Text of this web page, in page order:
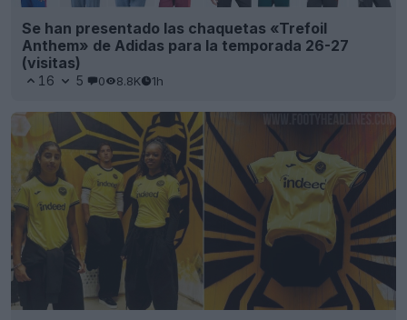
Se han presentado las chaquetas «Trefoil
Anthem» de Adidas para la temporada 26-27
(visitas)
16 5 0 8.8K 1h